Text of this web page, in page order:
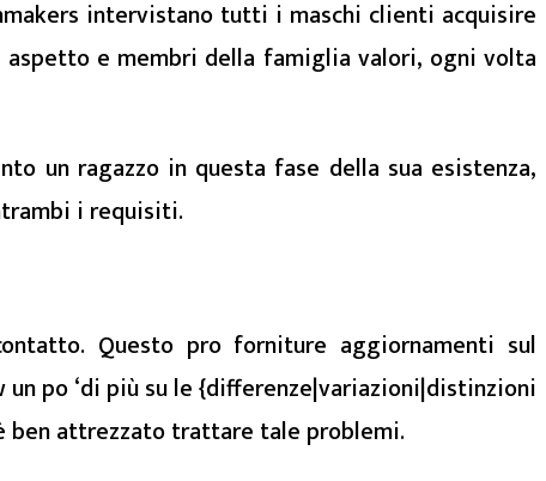
intervistano tutti i maschi clienti acquisire
e membri della famiglia valori, ogni volta
un ragazzo in questa fase della sua esistenza,
i requisiti.
Questo pro forniture aggiornamenti sul
po ‘di più su le {differenze|variazioni|distinzioni
ben attrezzato trattare tale problemi.